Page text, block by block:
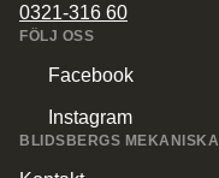
0321-316 60
FÖLJ OSS
Facebook
Instagram
BLIDSBERGS MEKANISKA